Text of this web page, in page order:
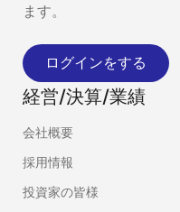
ます。
ログインをする
経営/決算/業績
会社概要
採用情報
投資家の皆様